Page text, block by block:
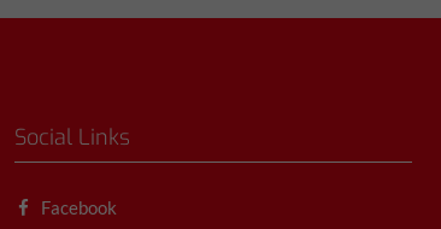
Social Links
Facebook